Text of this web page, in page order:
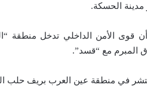
الحسكة.
قوى الأمن الداخلي تدخل منطقة
المبرم مع “قسد”.
في منطقة عين العرب بريف حلب